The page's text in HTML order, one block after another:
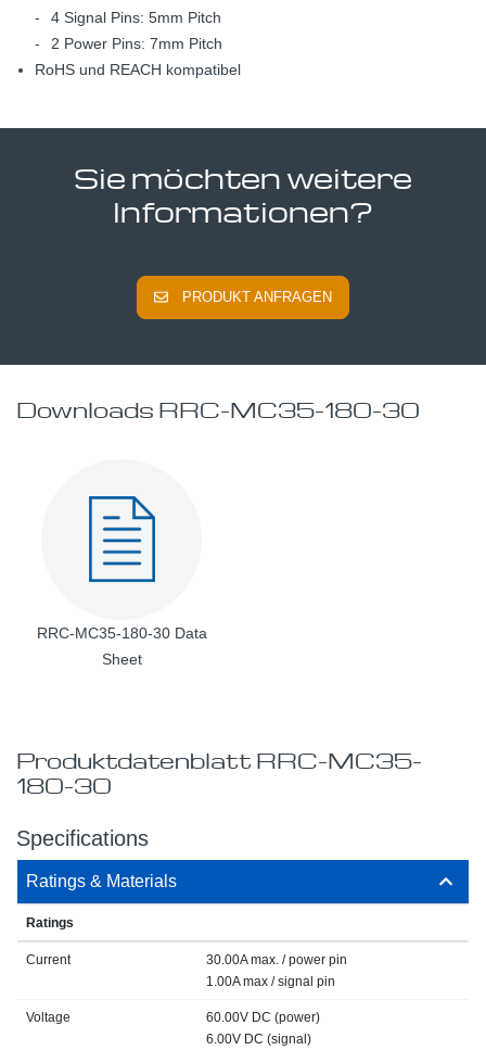
4 Signal Pins: 5mm Pitch
2 Power Pins: 7mm Pitch
RoHS und REACH kompatibel
Sie möchten weitere
Informationen?
PRODUKT ANFRAGEN
Downloads RRC-MC35-180-30
RRC-MC35-180-30 Data
Sheet
Produktdatenblatt RRC-MC35-
180-30
Specifications
Ratings & Materials
Ratings
Current
30.00A max. / power pin
1.00A max / signal pin
Voltage
60.00V DC (power)
6.00V DC (signal)